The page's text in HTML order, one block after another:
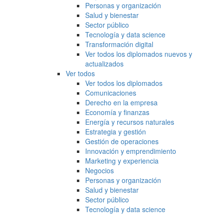
Personas y organización
Salud y bienestar
Sector público
Tecnología y data science
Transformación digital
Ver todos los diplomados nuevos y
actualizados
Ver todos
Ver todos los diplomados
Comunicaciones
Derecho en la empresa
Economía y finanzas
Energía y recursos naturales
Estrategia y gestión
Gestión de operaciones
Innovación y emprendimiento
Marketing y experiencia
Negocios
Personas y organización
Salud y bienestar
Sector público
Tecnología y data science